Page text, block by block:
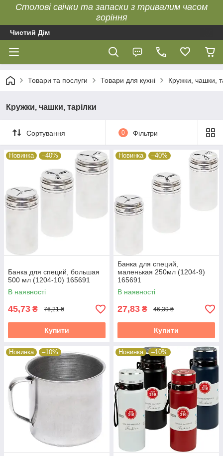
Столові свічки та запаски з тривалим часом
горіння
Чистий Дім
Товари та послуги Товари для кухні Кружки, чашки,
Кружки, чашки, тарілки
Сортування 0 Фільтри
Новинка –40%
Банка для специй, большая
500 мл (1204-10) 165691
В наявності
45,73 ₴ 76,21 ₴
Купити
Новинка –40%
Банка для специй,
маленькая 250мл (1204-9)
165691
В наявності
27,83 ₴ 46,39 ₴
Купити
Новинка –10% Новинка –10%